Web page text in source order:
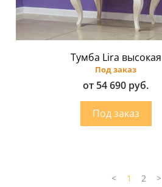
Тумба Lira высокая
Под заказ
от 54 690 руб.
< 1 2 >